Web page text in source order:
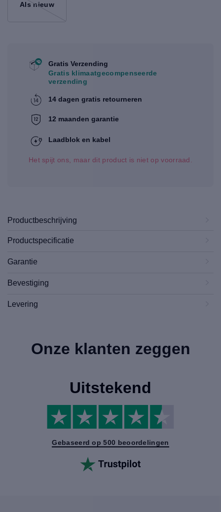
Als nieuw
Gratis Verzending
Gratis klimaatgecompenseerde
verzending
14 dagen gratis retourneren
12 maanden garantie
Laadblok en kabel
Het spijt ons, maar dit product is niet op voorraad.
Productbeschrijving
Productspecificatie
Garantie
Bevestiging
Levering
Onze klanten zeggen
Uitstekend
Gebaseerd op 500 beoordelingen